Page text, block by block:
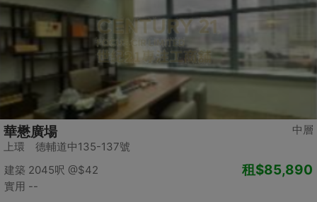
中層
華懋廣場
上環 德輔道中135-137號
建築 2045呎 @$42
實用 --
租$85,890